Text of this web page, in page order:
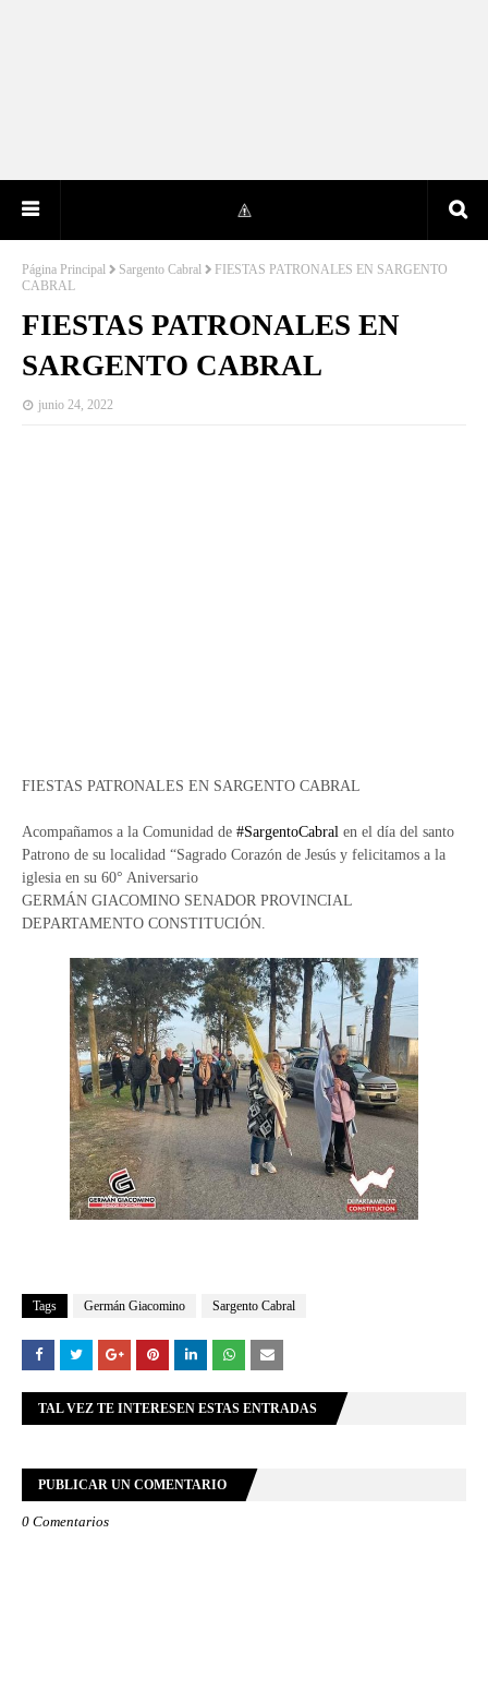
Página Principal Sargento Cabral
FIESTAS PATRONALES EN SARGENTO
CABRAL
FIESTAS PATRONALES EN
SARGENTO CABRAL
junio 24, 2022
FIESTAS PATRONALES EN SARGENTO CABRAL
Acompañamos a la Comunidad de #SargentoCabral en el día del santo
Patrono de su localidad “Sagrado Corazón de Jesús y felicitamos a la
iglesia en su 60° Aniversario
GERMÁN GIACOMINO SENADOR PROVINCIAL
DEPARTAMENTO CONSTITUCIÓN.
Tags Germán Giacomino Sargento Cabral
TAL VEZ TE INTERESEN ESTAS ENTRADAS
PUBLICAR UN COMENTARIO
0 Comentarios